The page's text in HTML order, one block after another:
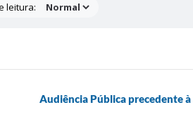
leitura:
Audiência Pública precedente